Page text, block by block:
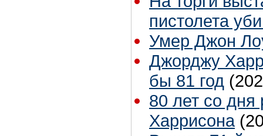
пистолета
Умер Джон
Джорджу
бы 81 год
80 лет со
Харрисона